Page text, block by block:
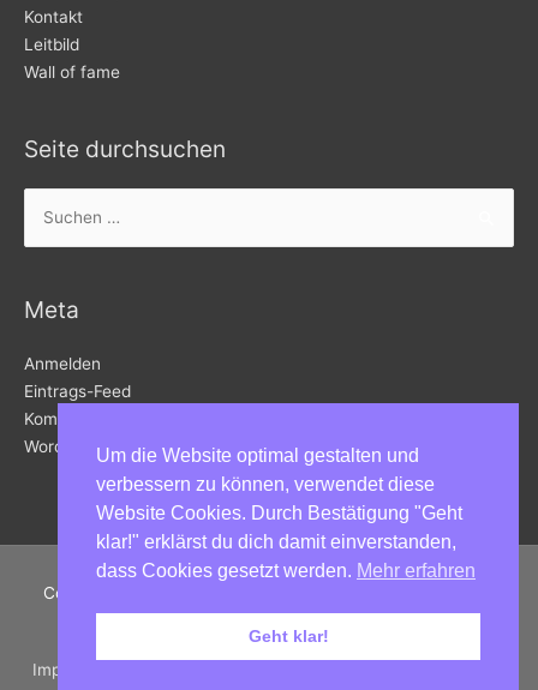
Kontakt
Leitbild
Wall of fame
Seite durchsuchen
nach:
Meta
Anmelden
Eintrags-Feed
Kommentar-Feed
WordPress.org
Copyright © 2026
Impressum | Datenschutz
Um die Website optimal gestalten und
verbessern zu können, verwendet diese
Website Cookies. Durch Bestätigung "Geht
klar!" erklärst du dich damit einverstanden,
dass Cookies gesetzt werden. Mehr erfahren
Geht klar!